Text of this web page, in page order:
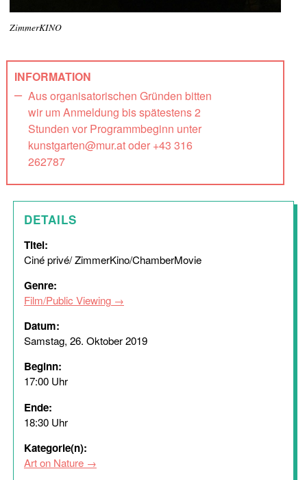
ZimmerKINO
INFORMATION
Aus organisatorischen Gründen bitten
wir um Anmeldung bis spätestens 2
Stunden vor Programmbeginn unter
kunstgarten@mur.at oder +43 316
262787
DETAILS
Titel:
Ciné privé/ ZimmerKino/ChamberMovie
Genre:
Film/Public Viewing
Datum:
Samstag, 26. Oktober 2019
Beginn:
17:00 Uhr
Ende:
18:30 Uhr
Kategorie(n):
Art on Nature